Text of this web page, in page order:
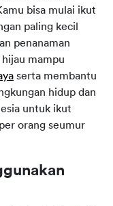
bisa mulai ikut
paling kecil
penanaman
serta membantu
hidup dan
untuk ikut
orang seumur